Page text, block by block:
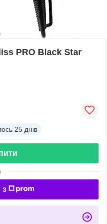
PRO Black Star
25 днів
з